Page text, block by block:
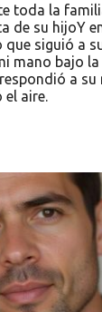
toda la
de su hijoY
que siguió a
mano bajo la
a su
el aire.